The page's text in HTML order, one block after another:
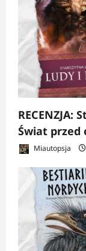
Świat przed
Miautopsja